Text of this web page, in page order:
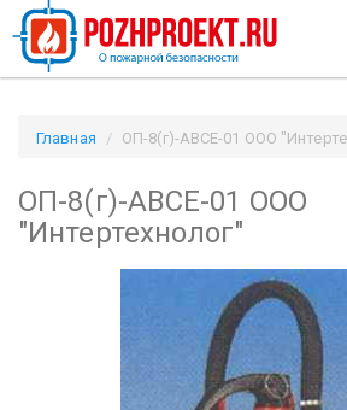
Главная
ОП-8(г)-АВСЕ-01 ООО
ОП-8(г)-АВСЕ-01 ООО
"Интертехнолог"